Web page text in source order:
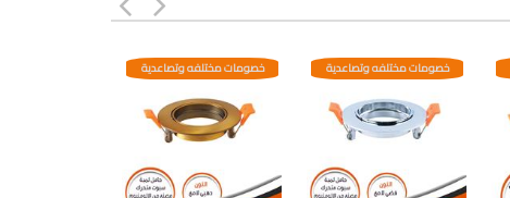
خصومات مختلفه وتصاعدية خصومات مختلفه وتصاعدية